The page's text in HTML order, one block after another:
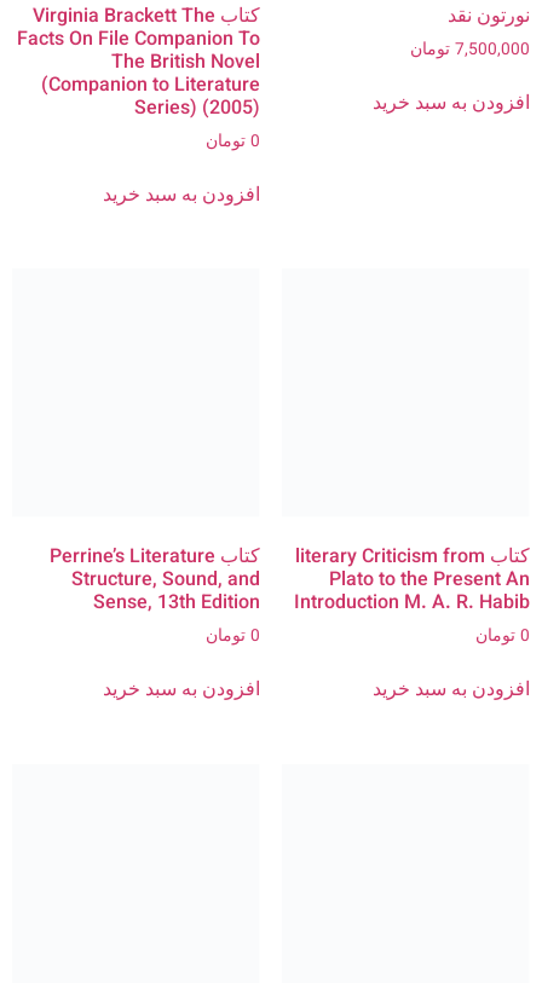
نورتون نقد
7,500,000تومان
افزودن به سبد خرید
کتاب Virginia Brackett The
Facts On File Companion To
The British Novel
(Companion to Literature
Series) (2005)
0 تومان
افزودن به سبد خرید
کتاب literary Criticism from
Plato to the Present An
Introduction M. A. R. Habib
0تومان
افزودن به سبد خرید
کتاب Perrine’s Literature
Structure, Sound, and
Sense, 13th Edition
0 تومان
افزودن به سبد خرید